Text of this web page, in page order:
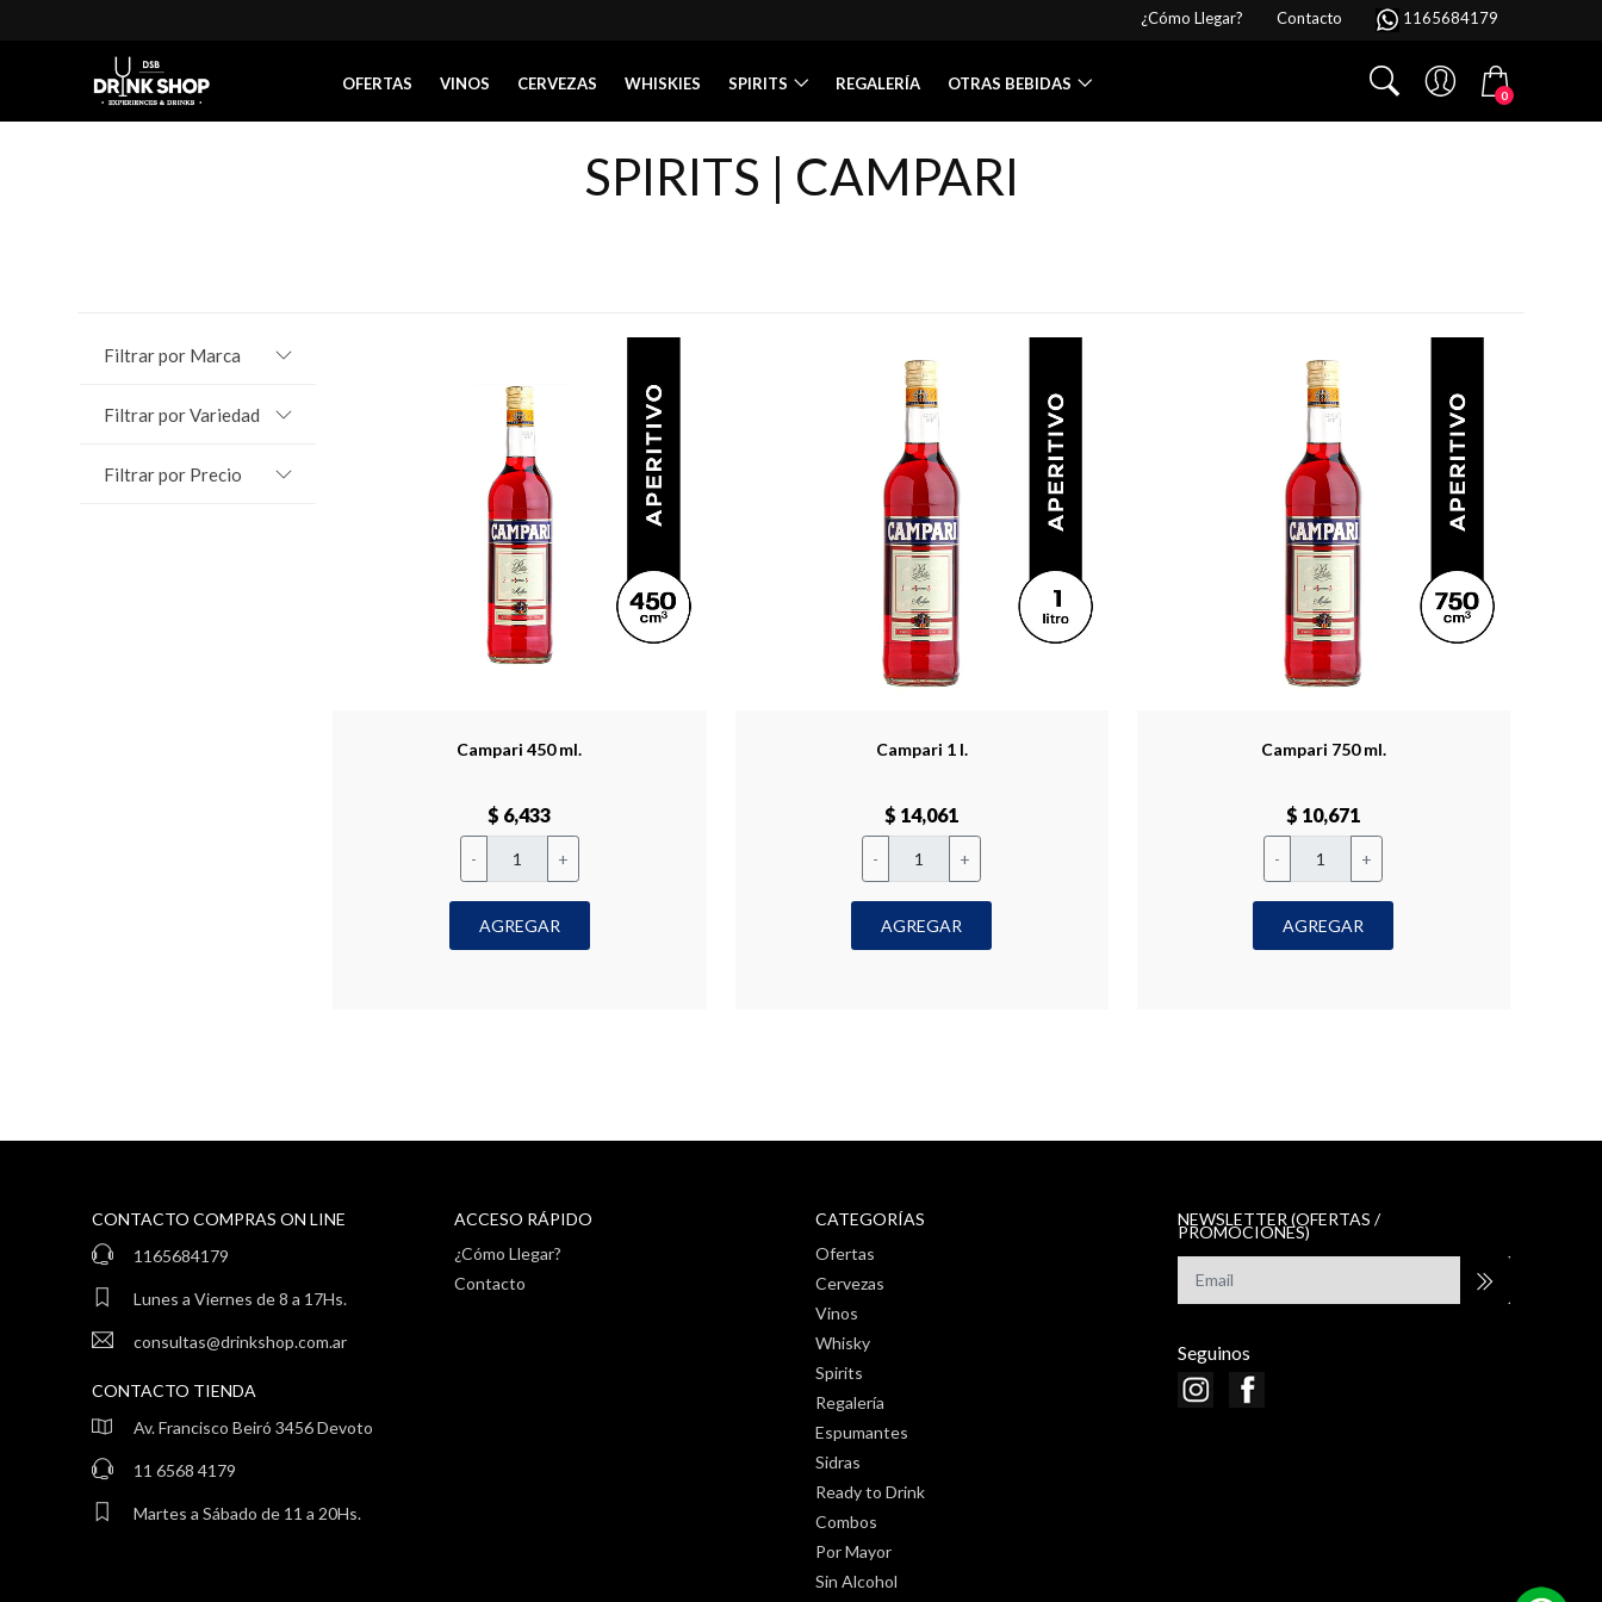
¿Cómo Llegar? Contacto 1165684179
OFERTAS VINOS CERVEZAS WHISKIES SPIRITS REGALERÍA OTRAS BEBIDAS
0
SPIRITS | CAMPARI
Filtrar por Marca
Filtrar por Variedad
Filtrar por Precio
Campari 450 ml.
$ 6,433
- +
AGREGAR
Campari 1 l.
$ 14,061
- +
AGREGAR
Campari 750 ml.
$ 10,671
- +
AGREGAR
CONTACTO COMPRAS ON LINE
1165684179
Lunes a Viernes de 8 a 17Hs.
consultas@drinkshop.com.ar
CONTACTO TIENDA
Av. Francisco Beiró 3456 Devoto
11 6568 4179
Martes a Sábado de 11 a 20Hs.
ACCESO RÁPIDO
¿Cómo Llegar?
Contacto
CATEGORÍAS
Ofertas
Cervezas
Vinos
Whisky
Spirits
Regalería
Espumantes
Sidras
Ready to Drink
Combos
Por Mayor
Sin Alcohol
NEWSLETTER (OFERTAS /
PROMOCIONES)
Seguinos